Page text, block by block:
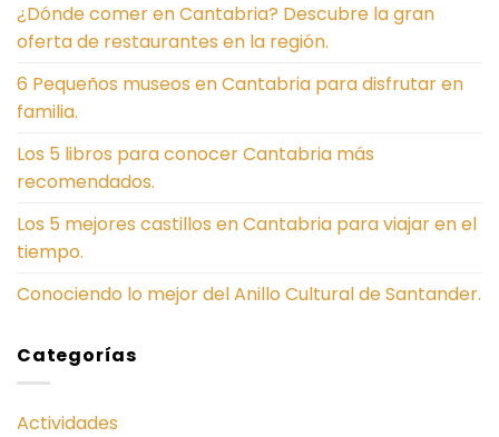
¿Dónde comer en Cantabria? Descubre la gran
oferta de restaurantes en la región.
6 Pequeños museos en Cantabria para disfrutar en
familia.
Los 5 libros para conocer Cantabria más
recomendados.
Los 5 mejores castillos en Cantabria para viajar en el
tiempo.
Conociendo lo mejor del Anillo Cultural de Santander.
Categorías
Actividades